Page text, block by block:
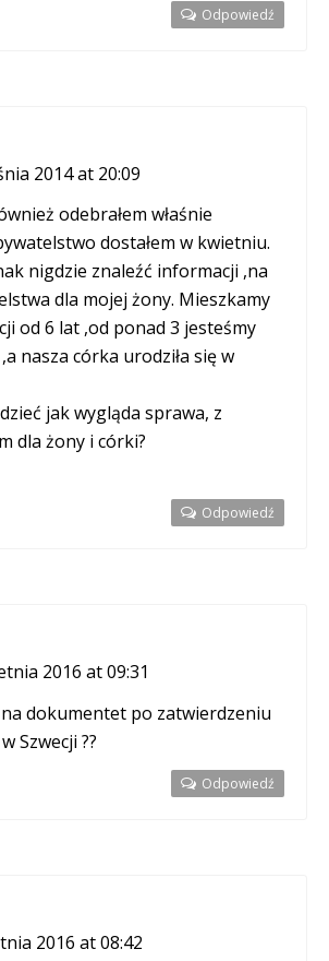
Odpowiedź
2014 at 20:09
odebrałem właśnie
dostałem w kwietniu.
nigdzie znaleźć informacji ,na
dla mojej żony. Mieszkamy
od 6 lat ,od ponad 3 jesteśmy
nasza córka urodziła się w
jak wygląda sprawa, z
dla żony i córki?
Odpowiedź
2016 at 09:31
na dokumentet po zatwierdzeniu
Szwecji ??
Odpowiedź
2016 at 08:42